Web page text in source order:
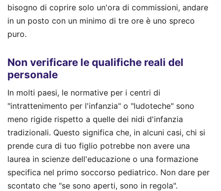
bisogno di coprire solo un'ora di commissioni, andare
in un posto con un minimo di tre ore è uno spreco
puro.
Non verificare le qualifiche reali del
personale
In molti paesi, le normative per i centri di
"intrattenimento per l'infanzia" o "ludoteche" sono
meno rigide rispetto a quelle dei nidi d'infanzia
tradizionali. Questo significa che, in alcuni casi, chi si
prende cura di tuo figlio potrebbe non avere una
laurea in scienze dell'educazione o una formazione
specifica nel primo soccorso pediatrico. Non dare per
scontato che "se sono aperti, sono in regola".